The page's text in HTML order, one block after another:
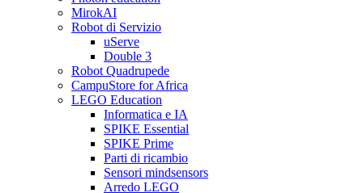
MirokAI
Robot di Servizio
uServe
Double 3
Robot Quadrupede
CampuStore for Africa
LEGO Education
Informatica e IA
SPIKE Essential
SPIKE Prime
Parti di ricambio
Sensori mindsensors
Arredo LEGO